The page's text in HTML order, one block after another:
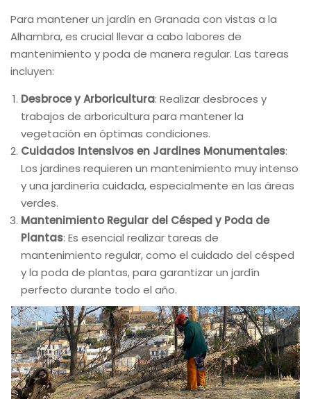
Para mantener un jardín en Granada con vistas a la
Alhambra, es crucial llevar a cabo labores de
mantenimiento y poda de manera regular. Las tareas
incluyen:
Desbroce y Arboricultura: Realizar desbroces y
trabajos de arboricultura para mantener la
vegetación en óptimas condiciones.
Cuidados Intensivos en Jardines Monumentales:
Los jardines requieren un mantenimiento muy intenso
y una jardinería cuidada, especialmente en las áreas
verdes.
Mantenimiento Regular del Césped y Poda de
Plantas: Es esencial realizar tareas de
mantenimiento regular, como el cuidado del césped
y la poda de plantas, para garantizar un jardín
perfecto durante todo el año.